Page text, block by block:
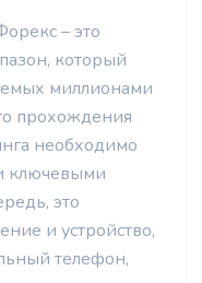
– это
который
миллионами
прохождения
необходимо
ключевыми
это
и устройство,
телефон,